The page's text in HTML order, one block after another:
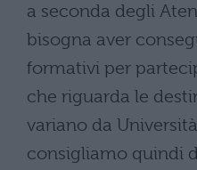
a seconda degli
bisogna aver
formativi per
che riguarda le
variano da
consigliamo quindi